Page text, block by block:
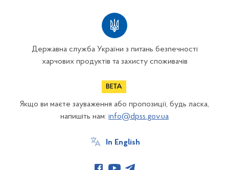
Державна служба України з питань безпечності
харчових продуктів та захисту споживачів
Якщо ви маєте зауваження або пропозиції, будь ласка,
напишіть нам: info@dpss.gov.ua
In English